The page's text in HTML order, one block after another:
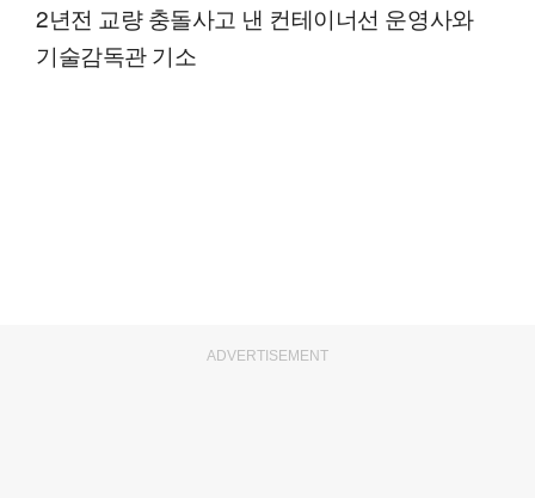
2년전 교량 충돌사고 낸 컨테이너선 운영사와
기술감독관 기소
ADVERTISEMENT